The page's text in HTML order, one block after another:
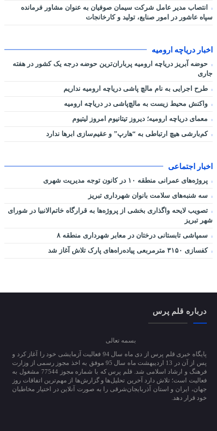
انتصاب مدیر عامل شرکت سیمان صوفیان به عنوان مشاور فرمانده
سپاه عاشور در امور صنایع، تولید و کارخانجات
اخبار دریاچه ارومیه
حوضه آبریز دریاچه ارومیه پرباران‌ترین حوضه‌ درجه یک کشور در هفته
جاری
طرح اجرایی به نام مالچ پاشی دریاچه ارومیه نداریم
واکنش محیط زیست به مالچ‌پاشی در دریاچه ارومیه
معمای دریاچه ارومیه؛ دیروز تیتانیوم امروز لیتیوم
کم‌بارشی هیچ ارتباطی به “هارپ” و عقیم‌سازی ابرها ندارد
اخبار اجتماعی
پروژه‌های عمرانی منطقه ۱۰ در کانون توجه مدیریت شهری
سه شنبه‌های سلامت بانوان شهرداری تبریز
تصویب لایحه واگذاری بخشی از پروژه‌ها به قرارگاه خاتم‌الانبیا در شورای
شهر تبریز
سمپاشی تابستانی درختان در معابر شهرداری منطقه ۸
کفسازی ۳۱۵۰ مترمربعی پیاده‌راه‌های پارک تلاش آغاز شد
درباره قلم پرس
بسمه تعالی
پایگاه خبری قلم پرس از دی ماه سال 94 فعالیت آزمایشی خود را آغاز کرد و
پس از آن در 13 اردیبهشت ماه سال 95 موفق به اخذ مجوز رسمی از وزارت
فرهنگ و ارشاد اسلامی شد. قلم پرس که با شماره مجوز 77544 مشغول به
فعالیت است؛ تلاش دارد آخرین تحلیل‌ها و گزارش‌ها از مهم‌ترین اتفاقات روز
جهان، ایران و استان آذربایجان‌شرقی را به صورت آنلاین در اختیار مخاطبان
خود قرار دهد.